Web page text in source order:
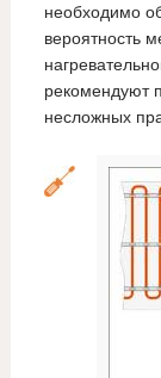
необходимо
вероятность
рекомендуют
несложных